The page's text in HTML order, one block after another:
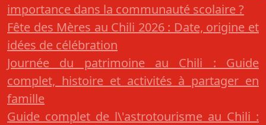
importance dans la communauté scolaire ?
Fête des Mères au Chili 2026 : Date, origine et
idées de célébration
Journée du patrimoine au Chili : Guide
complet, histoire et activités à partager en
famille
Guide complet de l\'astrotourisme au Chili :